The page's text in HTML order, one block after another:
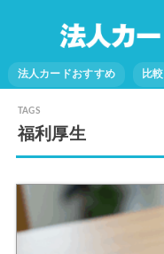
法人カードおすすめ 比較
福利厚生